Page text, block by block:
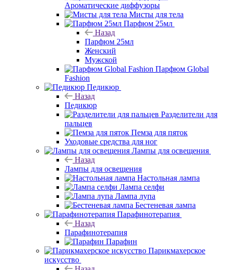
Ароматические диффузоры
Мисты для тела
Парфюм 25мл
Назад
Парфюм 25мл
Женский
Мужской
Парфюм Global
Fashion
Педикюр
Назад
Педикюр
Разделители для
пальцев
Пемза для пяток
Уходовые средства для ног
Лампы для освещения
Назад
Лампы для освещения
Настольная лампа
Лампа селфи
Лампа лупа
Бестеневая лампа
Парафинотерапия
Назад
Парафинотерапия
Парафин
Парикмахерское
искусство